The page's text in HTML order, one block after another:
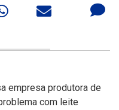
empresa produtora de
com leite